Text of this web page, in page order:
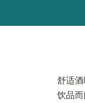
舒适
饮品